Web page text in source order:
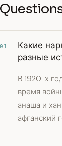
01
Какие
разные
В 1920-х
время
анаша и
афганский